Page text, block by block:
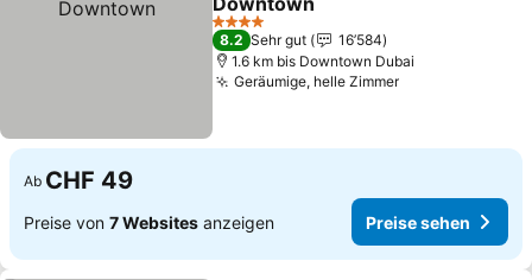
4 Sterne
8.2 Sehr gut
16’584
1.6 km bis Downtown Dubai
Geräumige, helle Zimmer
Ab CHF 49
Preise von 7 Websites anzeigen Preise sehen